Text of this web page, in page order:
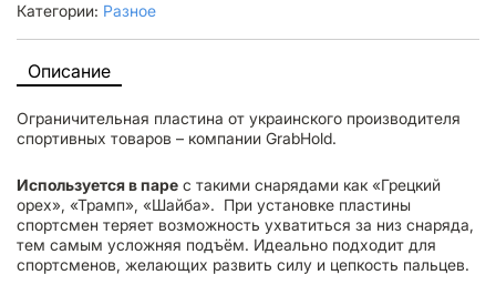
Описание
Ограничительная пластина от украинского производителя
спортивных товаров – компании GrabHold.
Используется в паре с такими снарядами как «Грецкий
орех», «Трамп», «Шайба». При установке пластины
спортсмен теряет возможность ухватиться за низ снаряда,
тем самым усложняя подъём. Идеально подходит для
спортсменов, желающих развить силу и цепкость пальцев.
Категории: Разное